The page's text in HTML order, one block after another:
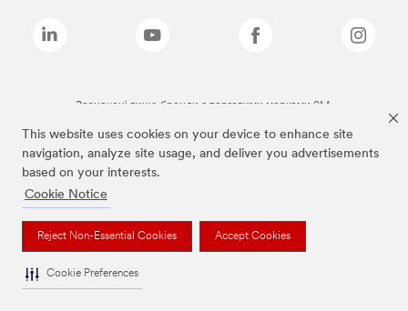
This website uses cookies on your device to enhance site
navigation, analyze site usage, and deliver you advertisements
based on your interests.
Cookie Notice
Reject Non-Essential Cookies Accept Cookies
Cookie Preferences
Зазначені вище бренди є торговими марками 3M.